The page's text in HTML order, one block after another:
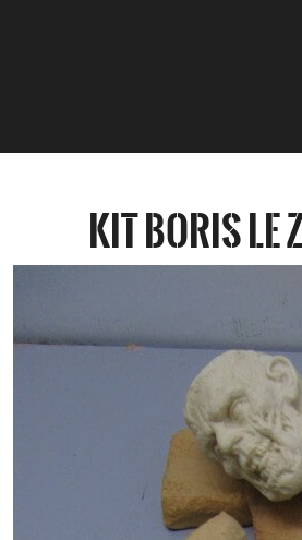
Kit Boris le